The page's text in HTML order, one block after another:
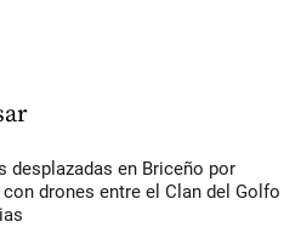
desplazadas en Briceño por
drones entre el Clan del Golfo